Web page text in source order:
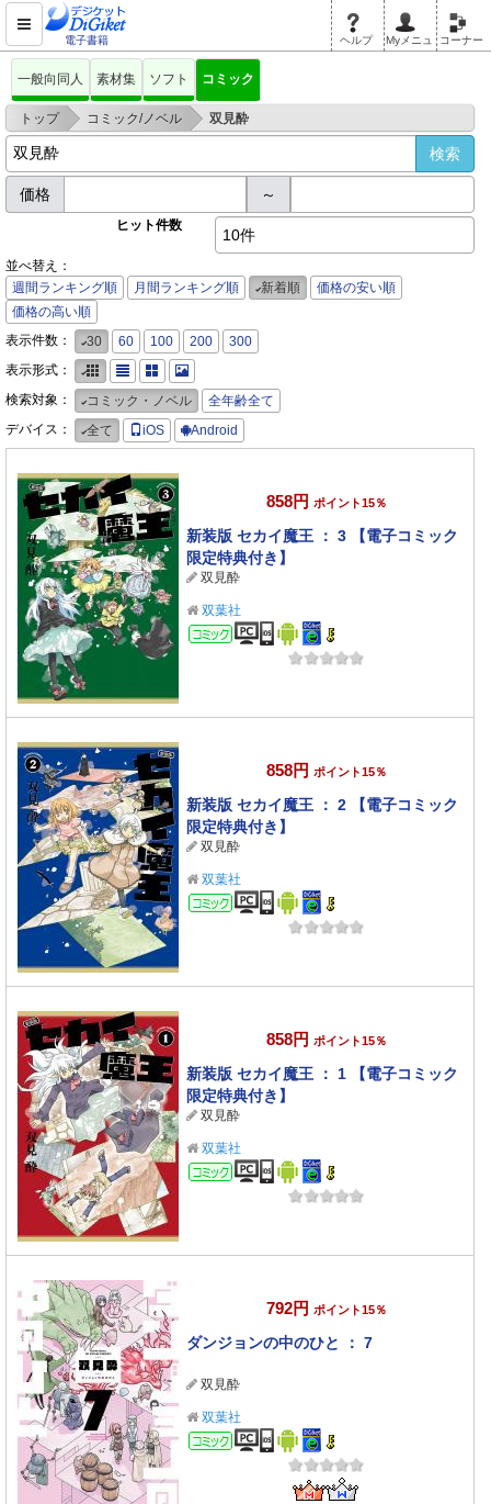
電子書籍 ヘルプ Myメニュ コーナー
一般向同人 素材集 ソフト コミック
トップ > コミック/ノベル > 双見酔
価格 ～
ヒット件数
10件
並べ替え：
週間ランキング順
月間ランキング順 新着順
価格の安い順
価格の高い順
表示件数：
30 60 100 200
300
表示形式：
検索対象：
コミック・ノベル
全年齢全て
デバイス：
全て iOS Android
858円 ポイント15％
新装版 セカイ魔王 ： 3 【電子コミック
限定特典付き】
双見酔
双葉社
コミック
858円 ポイント15％
新装版 セカイ魔王 ： 2 【電子コミック
限定特典付き】
双見酔
双葉社
コミック
858円 ポイント15％
新装版 セカイ魔王 ： 1 【電子コミック
限定特典付き】
双見酔
双葉社
コミック
792円 ポイント15％
ダンジョンの中のひと ： 7
双見酔
双葉社
コミック